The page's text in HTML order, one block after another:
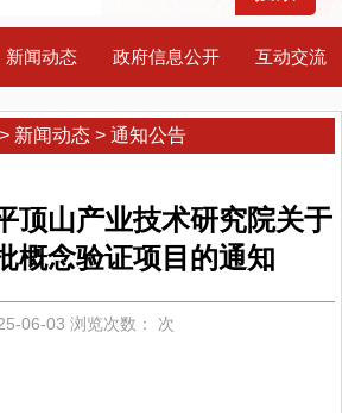
新闻动态 政府信息公开 互动交流
> 新闻动态 > 通知公告
顶山产业技术研究院关于
概念验证项目的通知
06-03 浏览次数： 次